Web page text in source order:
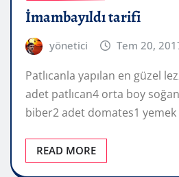
İmambayıldı tarifi
yönetici Tem 20,
Patlıcanla yapılan en güzel
adet patlıcan4 orta boy
biber2 adet domates1 yemek
READ MORE